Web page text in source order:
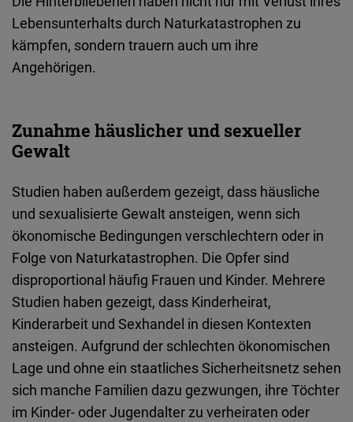
Lebensunterhalts durch Naturkatastrophen zu
kämpfen, sondern trauern auch um ihre
Angehörigen.
Zunahme häuslicher und sexueller
Gewalt
Studien haben außerdem gezeigt, dass häusliche
und sexualisierte Gewalt ansteigen, wenn sich
ökonomische Bedingungen verschlechtern oder in
Folge von Naturkatastrophen. Die Opfer sind
disproportional häufig Frauen und Kinder. Mehrere
Studien haben gezeigt, dass Kinderheirat,
Kinderarbeit und Sexhandel in diesen Kontexten
ansteigen. Aufgrund der schlechten ökonomischen
Lage und ohne ein staatliches Sicherheitsnetz sehen
sich manche Familien dazu gezwungen, ihre Töchter
im Kinder- oder Jugendalter zu verheiraten oder